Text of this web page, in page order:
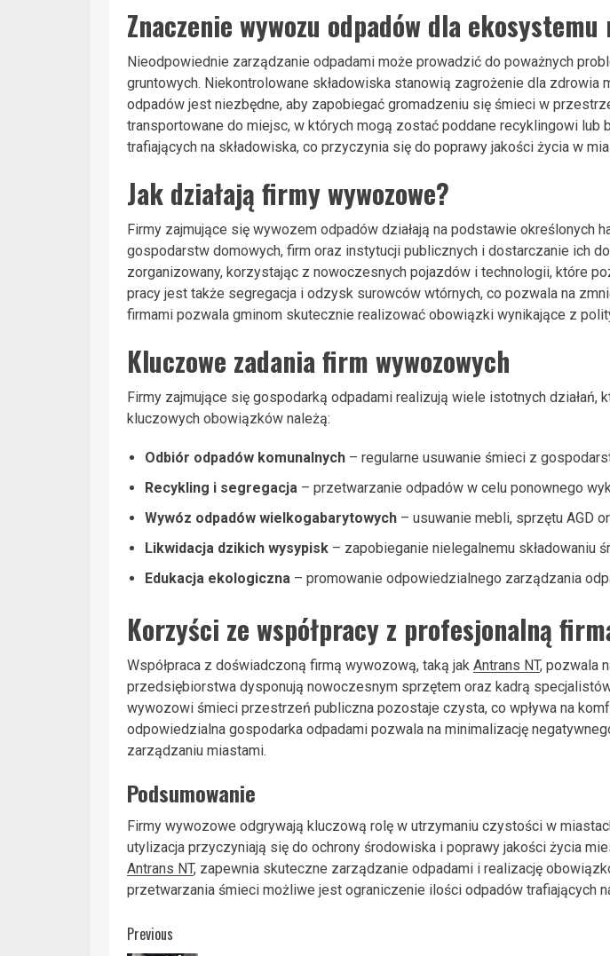
Znaczenie wywozu odpadów dla
Nieodpowiednie zarządzanie odpadami może prowadzić do poważnych
gruntowych. Niekontrolowane składowiska stanowią zagrożenie dla
odpadów jest niezbędne, aby zapobiegać gromadzeniu się śmieci w
transportowane do miejsc, w których mogą zostać poddane recyklingowi
trafiających na składowiska, co przyczynia się do poprawy jakości życia w
Jak działają firmy wywozowe?
Firmy zajmujące się wywozem odpadów działają na podstawie
gospodarstw domowych, firm oraz instytucji publicznych i dostarczanie ich
zorganizowany, korzystając z nowoczesnych pojazdów i technologii, które
pracy jest także segregacja i odzysk surowców wtórnych, co pozwala na
firmami pozwala gminom skutecznie realizować obowiązki wynikające z
Kluczowe zadania firm wywozowych
Firmy zajmujące się gospodarką odpadami realizują wiele istotnych
kluczowych obowiązków należą:
Odbiór odpadów komunalnych – regularne usuwanie śmieci z
Recykling i segregacja – przetwarzanie odpadów w celu ponownego
Wywóz odpadów wielkogabarytowych – usuwanie mebli, sprzętu AGD
Likwidacja dzikich wysypisk – zapobieganie nielegalnemu składowaniu
Edukacja ekologiczna – promowanie odpowiedzialnego zarządzania
Korzyści ze współpracy z profesjonalną
Współpraca z doświadczoną firmą wywozową, taką jak Antrans NT, pozwala
przedsiębiorstwa dysponują nowoczesnym sprzętem oraz kadrą
wywozowi śmieci przestrzeń publiczna pozostaje czysta, co wpływa na
odpowiedzialna gospodarka odpadami pozwala na minimalizację
zarządzaniu miastami.
Podsumowanie
Firmy wywozowe odgrywają kluczową rolę w utrzymaniu czystości w
utylizacja przyczyniają się do ochrony środowiska i poprawy jakości życia
Antrans NT, zapewnia skuteczne zarządzanie odpadami i realizację
przetwarzania śmieci możliwe jest ograniczenie ilości odpadów trafiających
Post
Previous